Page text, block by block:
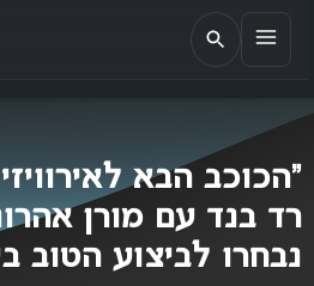
EUROMIX
אתר הבית של האירוויזיון בישראל
רד בנד עם מורן
נבחרו לביצוע הטוב